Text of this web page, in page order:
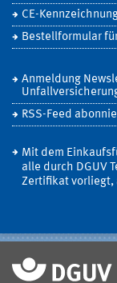
CE-
Bestellformular
Anmeldung
RSS-Feed
Mit dem
alle durch DGUV
Zertifikat vorliegt,